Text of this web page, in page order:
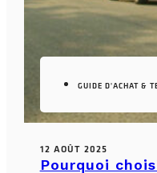
GUIDE D'ACHAT &
12 AOÛT 2025
Pourquoi